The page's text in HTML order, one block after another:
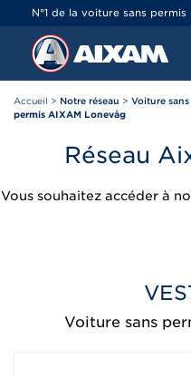
N°1 de la voiture sans permis
Accueil > Notre réseau > Voiture
permis AIXAM Lonevåg
Réseau
Vous souhaitez accéder à
Voiture sans
Panneau de gestion des